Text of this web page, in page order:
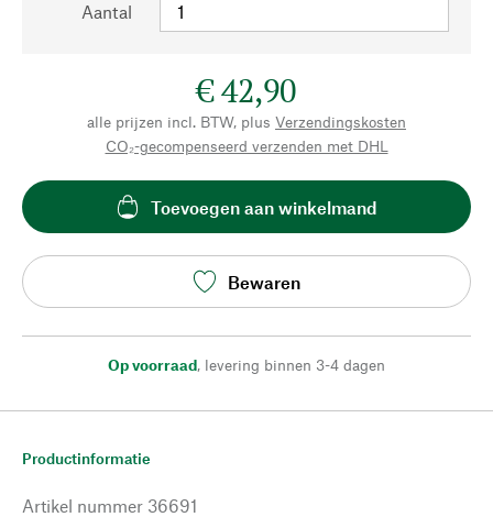
Aantal
€ 42,90
alle prijzen incl. BTW, plus Verzendingskosten
CO₂-gecompenseerd verzenden met DHL
Toevoegen aan winkelmand
Bewaren
Op voorraad, levering binnen 3-4 dagen
Productinformatie
Artikel nummer 36691